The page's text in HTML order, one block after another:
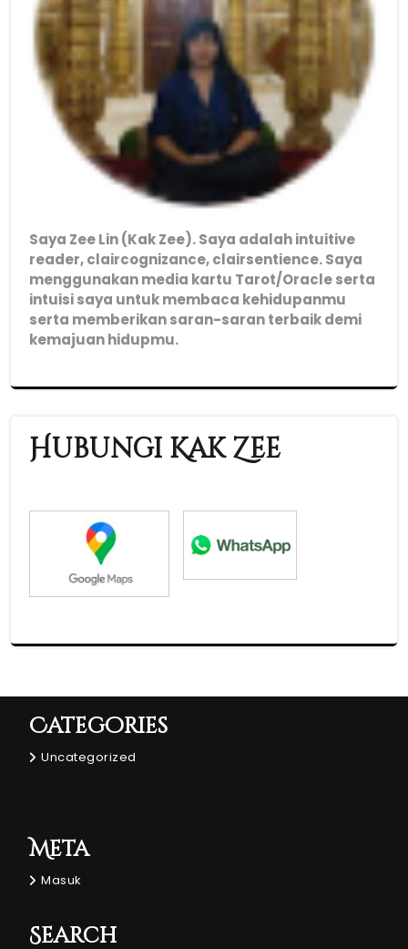
Saya Zee Lin (Kak Zee). Saya adalah intuitive
reader, claircognizance, clairsentience. Saya
menggunakan media kartu Tarot/Oracle serta
intuisi saya untuk membaca kehidupanmu
serta memberikan saran-saran terbaik demi
kemajuan hidupmu.
Hubungi Kak Zee
Categories
Uncategorized
Meta
Masuk
Search